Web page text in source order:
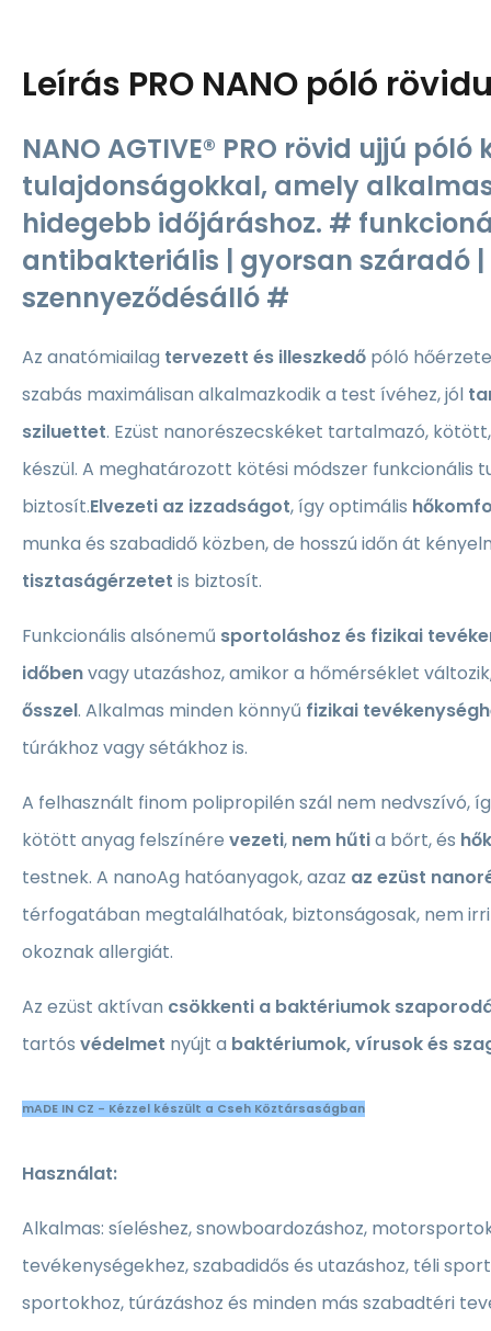
Leírás PRO NANO póló
NANO AGTIVE® PRO rövid ujjú póló
tulajdonságokkal, amely
hidegebb időjáráshoz. #
antibakteriális | gyorsan száradó
szennyeződésálló #
Az anatómiailag tervezett és illeszkedő póló
szabás maximálisan alkalmazkodik a test ívéhez, jól
sziluettet. Ezüst nanorészecskéket tartalmazó,
készül. A meghatározott kötési módszer funkcionális
biztosít.Elvezeti az izzadságot, így optimális
munka és szabadidő közben, de hosszú időn át
tisztaságérzetet is biztosít.
Funkcionális alsónemű sportoláshoz és fizikai
időbenvagy utazáshoz, amikor a hőmérséklet
ősszel. Alkalmas minden könnyű fizikai
túrákhoz vagy sétákhoz is.
A felhasznált finom polipropilén szál nem nedvszívó,
kötött anyag felszínére vezeti, nem hűtia bőrt, és
testnek. A nanoAg hatóanyagok, azaz az ezüst
térfogatában megtalálhatóak, biztonságosak, nem
okoznak allergiát.
Az ezüst aktívan csökkenti a baktériumok
tartós védelmet nyújt a baktériumok, vírusok és
mADE IN CZ - Kézzel készült a Cseh Köztársaságban
Használat:
Alkalmas: síeléshez, snowboardozáshoz,
tevékenységekhez, szabadidős és utazáshoz, téli
sportokhoz, túrázáshoz és minden más szabadtéri